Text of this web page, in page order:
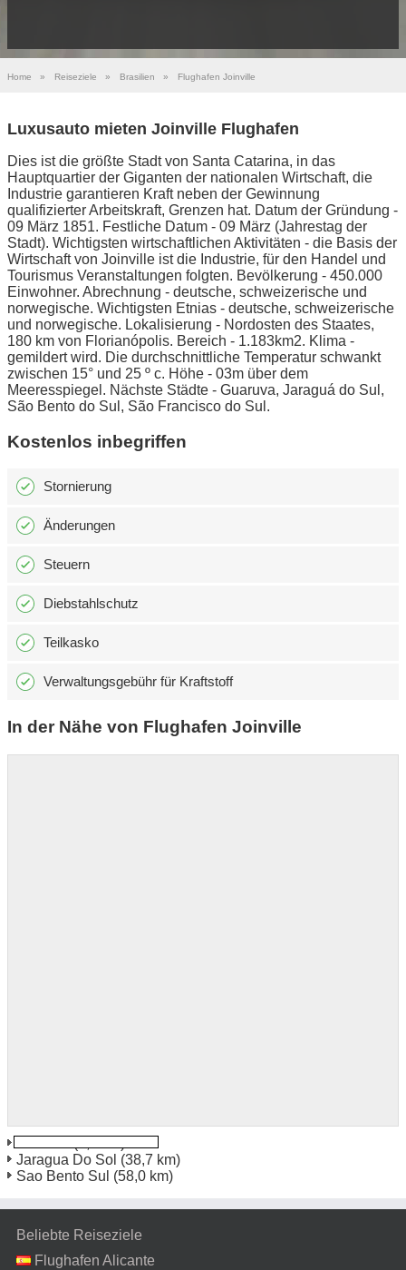
Home » Reiseziele » Brasilien » Flughafen Joinville
Luxusauto mieten Joinville Flughafen
Dies ist die größte Stadt von Santa Catarina, in das
Hauptquartier der Giganten der nationalen Wirtschaft, die
Industrie garantieren Kraft neben der Gewinnung
qualifizierter Arbeitskraft, Grenzen hat. Datum der Gründung -
09 März 1851. Festliche Datum - 09 März (Jahrestag der
Stadt). Wichtigsten wirtschaftlichen Aktivitäten - die Basis der
Wirtschaft von Joinville ist die Industrie, für den Handel und
Tourismus Veranstaltungen folgten. Bevölkerung - 450.000
Einwohner. Abrechnung - deutsche, schweizerische und
norwegische. Wichtigsten Etnias - deutsche, schweizerische
und norwegische. Lokalisierung - Nordosten des Staates,
180 km von Florianópolis. Bereich - 1.183km2. Klima -
gemildert wird. Die durchschnittliche Temperatur schwankt
zwischen 15° und 25 º c. Höhe - 03m über dem
Meeresspiegel. Nächste Städte - Guaruva, Jaraguá do Sul,
São Bento do Sul, São Francisco do Sul.
Kostenlos inbegriffen
Stornierung
Änderungen
Steuern
Diebstahlschutz
Teilkasko
Verwaltungsgebühr für Kraftstoff
In der Nähe von Flughafen Joinville
Jaragua Do Sol (38,7 km)
Sao Bento Sul (58,0 km)
Beliebte Reiseziele
Flughafen Alicante